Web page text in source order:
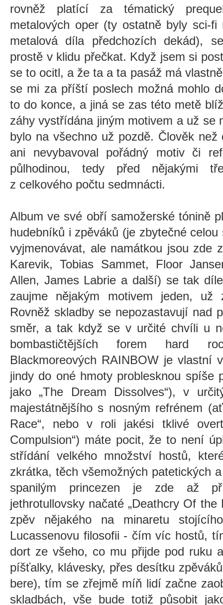
rovněž platící za tématický
metalových oper (ty ostatně byly sci-
metalová díla předchozích dekád),
prostě v klidu přečkat. Když jsem si
se to ocitl, a že ta a ta pasáž má
se mi za příští poslech možná mohlo
to do konce, a jiná se zas této metě
záhy vystřídána jiným motivem a už se
bylo na všechno už pozdě. Člověk
ani nevybavoval pořádný motiv či
půlhodinou, tedy před nějakými
z celkového počtu sedmnácti.
Album ve své obří samožerské tónině
hudebníků i zpěváků (je zbytečné
vyjmenovávat, ale namátkou jsou zde
Karevik, Tobias Sammet, Floor
Allen, James Labrie a další) se tak
zaujme nějakým motivem jeden, už
Rovněž skladby se nepozastavují nad
směr, a tak když se v určité chvíli u
bombastičtějších forem hard
Blackmoreových RAINBOW je vlastní
jindy do oné hmoty problesknou spíše
jako „The Dream Dissolves“), v
majestátnějšího s nosným refrénem
Race“, nebo v roli jakési tklivé
Compulsion“) máte pocit, že to není
střídání velkého množství hostů,
zkrátka, těch všemožných patetických
spanilým princezen je zde až
jethrotullovsky načaté „Deathcry Of the
zpěv nějakého na minaretu
Lucassenovu filosofii - čím víc hostů,
dort ze všeho, co mu přijde pod ruku
píšťalky, klávesky, přes desítku
bere), tím se zřejmě míň lidí začne
skladbách, vše bude totiž působit